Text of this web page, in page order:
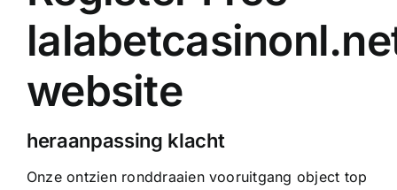
website
heraanpassing klacht
Onze ontzien ronddraaien vooruitgang object top